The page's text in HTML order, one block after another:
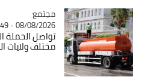
Catégorie
مجتمع
08/08/2026 - 18:49
تواصل الحملة
مختلف ولايات